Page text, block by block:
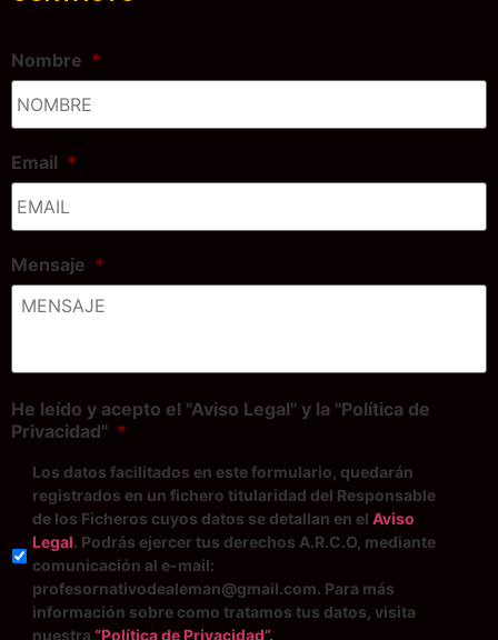
Nombre *
Email *
Mensaje *
He leído y acepto el "Aviso Legal" y la "Política de
Privacidad" *
Los datos facilitados en este formulario, quedarán
registrados en un fichero titularidad del Responsable
de los Ficheros cuyos datos se detallan en el Aviso
Legal. Podrás ejercer tus derechos A.R.C.O, mediante
comunicación al e-mail:
profesornativodealeman@gmail.com. Para más
información sobre como tratamos tus datos, visita
nuestra “Política de Privacidad”.